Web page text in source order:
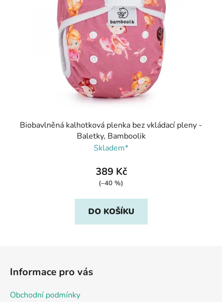
Biobavlněná kalhotková plenka bez vkládací pleny -
Baletky, Bamboolik
Skladem*
389 Kč
(–40 %)
DO KOŠÍKU
Informace pro vás
Obchodní podmínky